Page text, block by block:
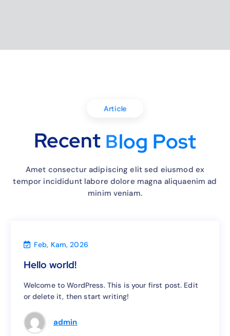
Article
Recent Blog Post
Amet consectur adipiscing elit sed eiusmod ex
tempor incididunt labore dolore magna aliquaenim ad
minim veniam.
Feb, Kam, 2026
Hello world!
Welcome to WordPress. This is your first post. Edit
or delete it, then start writing!
admin
Welcome to WordPress. This is your first post. Edit